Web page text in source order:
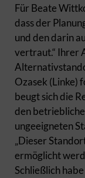
Für Beate
dass der
und den darin
vertraut.“ Ihrer
Ozasek (Linke)
beugt sich die
den
ungeeigneten
„Dieser
ermöglicht
Schließlich